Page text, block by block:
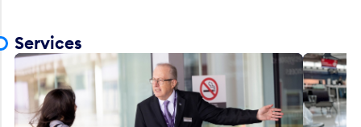
Services